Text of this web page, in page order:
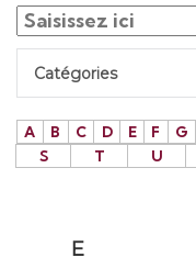
Catégories
A B C D E F G
S
T U
E